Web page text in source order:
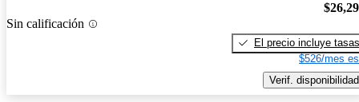
Sin calificación
El precio incluye tasas
$526/mes
Verif. disponibilidad